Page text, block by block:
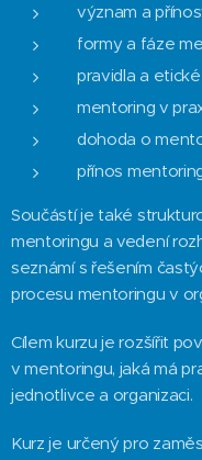
význam a
formy a fáze
pravidla a
mentoring v
dohoda o
přínos
Součástí je také
mentoringu a vedení
seznámí s řešením
procesu mentoringu v
Cílem kurzu je rozšířit
v mentoringu, jaká má
jednotlivce a organizaci.
Kurz je určený pro